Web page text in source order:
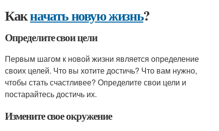
Какначать новую жизнь?
Определите свои цели
Первым шагом к новой жизни является определение
своих целей. Что вы хотите достичь? Что вам нужно,
чтобы стать счастливее? Определите свои цели и
постарайтесь достичь их.
Измените свое окружение